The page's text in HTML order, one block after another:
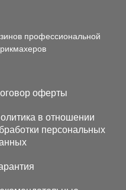
профессиональной
оферты
в отношении
персональных